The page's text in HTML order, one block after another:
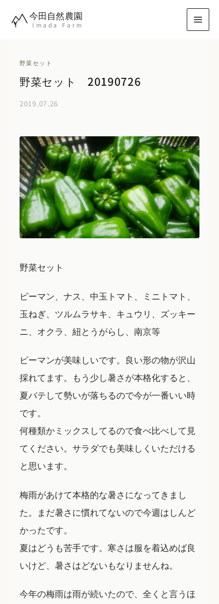
今田自然農園
Imada Farm
野菜セット
野菜セット 20190726
2019.07.26
野菜セット
ピーマン、ナス、中玉トマト、ミニトマト、
玉ねぎ、ツルムラサキ、キュウリ、ズッキー
ニ、オクラ、紐とうがらし、南京等
ピーマンが美味しいです。良い形の物が沢山
採れてます。もう少し暑さが本格化すると、
夏バテして勢いが落ちるので今が一番いい時
です。
何種類かミックスしてるので食べ比べして見
てください。サラダでも美味しくいただける
と思います。
梅雨があけて本格的な暑さになってきまし
た。まだ暑さに慣れてないので今週はしんど
かったです。
夏はどうも苦手です。寒さは服を着込めば良
いけど、暑さはどないもなりませんね。
今年の梅雨は雨が続いたので、全くと言うほ